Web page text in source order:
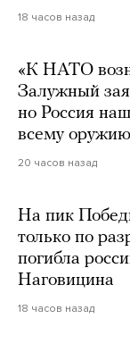
18 часов назад
«К НАТО
Залужный
но Россия
всему
20 часов назад
На пик
только по
погибла
Наговицина
18 часов назад